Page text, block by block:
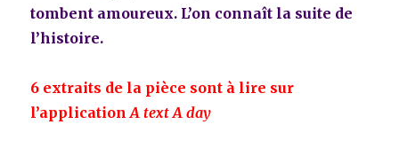
tombent amoureux. L’on connaît la suite de
l’histoire.
6 extraits de la pièce sont à lire sur
l’applicationA text A day